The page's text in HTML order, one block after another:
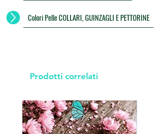
Colori Pelle COLLARI, GUINZAGLI E PETTORINE
Prodotti correlati